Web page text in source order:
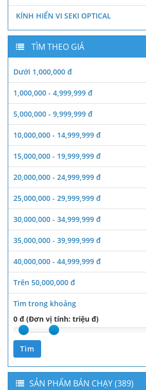
KÍNH HIỂN VI SEKI OPTICAL
TÌM THEO GIÁ
Dưới 1,000,000 đ
1,000,000 - 4,999,999 đ
5,000,000 - 9,999,999 đ
10,000,000 - 14,999,999 đ
15,000,000 - 19,999,999 đ
20,000,000 - 24,999,999 đ
25,000,000 - 29,999,999 đ
30,000,000 - 34,999,999 đ
35,000,000 - 39,999,999 đ
40,000,000 - 44,999,999 đ
Trên 50,000,000 đ
Tìm trong khoảng
0 đ (Đơn vị tính: triệu đ)
Tìm
SẢN PHẨM BÁN CHẠY (389)